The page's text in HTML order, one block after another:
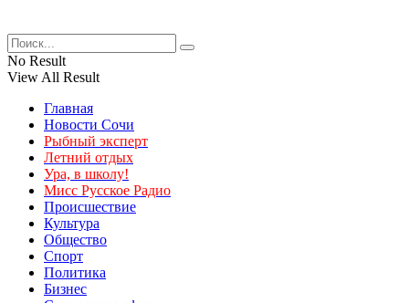
No Result
View All Result
Главная
Новости Сочи
Рыбный эксперт
Летний отдых
Ура, в школу!
Мисс Русское Радио
Происшествие
Культура
Общество
Спорт
Политика
Бизнес